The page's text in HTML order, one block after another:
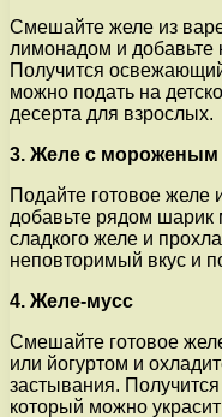
Смешайте желе из
лимонадом и добавьте
Получится
можно подать на
десерта для взрослых.
3. Желе с мороженым
Подайте готовое желе
добавьте рядом
сладкого желе и
неповторимый вкус и
4. Желе-мусс
Смешайте готовое
или йогуртом и
застывания.
который можно